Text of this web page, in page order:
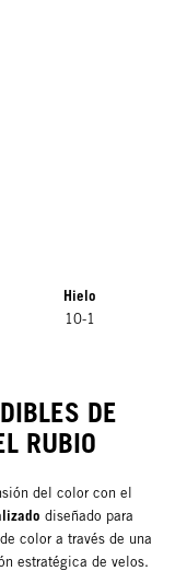
Hielo
10-1
DE
RUBIO
del color con el
diseñado para
color a través de una
estratégica de velos.